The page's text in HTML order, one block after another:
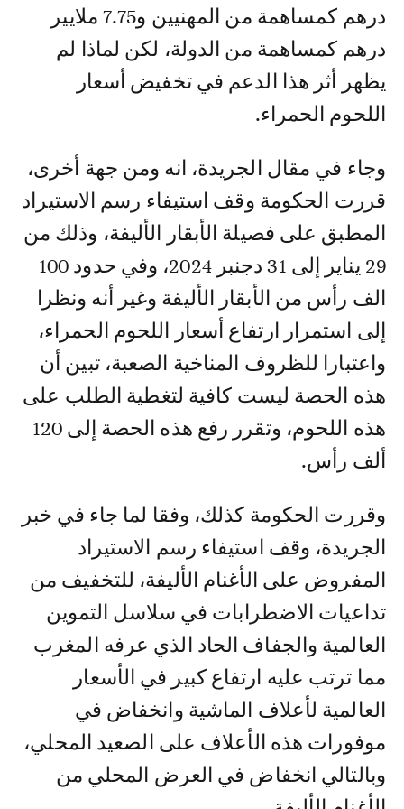
درهم كمساهمة من المهنيين و7.75 ملايير
درهم كمساهمة من الدولة، لكن لماذا لم
يظهر أثر هذا الدعم في تخفيض أسعار
اللحوم الحمراء.
وجاء في مقال الجريدة، انه ومن جهة أخرى،
قررت الحكومة وقف استيفاء رسم الاستيراد
المطبق على فصيلة الأبقار الأليفة، وذلك من
29 يناير إلى 31 دجنبر 2024، وفي حدود 100
الف رأس من الأبقار الأليفة وغير أنه ونظرا
إلى استمرار ارتفاع أسعار اللحوم الحمراء،
واعتبارا للظروف المناخية الصعبة، تبين أن
هذه الحصة ليست كافية لتغطية الطلب على
هذه اللحوم، وتقرر رفع هذه الحصة إلى 120
ألف رأس.
وقررت الحكومة كذلك، وفقا لما جاء في خبر
الجريدة، وقف استيفاء رسم الاستيراد
المفروض على الأغنام الأليفة، للتخفيف من
تداعيات الاضطرابات في سلاسل التموين
العالمية والجفاف الحاد الذي عرفه المغرب
مما ترتب عليه ارتفاع كبير في الأسعار
العالمية لأعلاف الماشية وانخفاض في
موفورات هذه الأعلاف على الصعيد المحلي،
وبالتالي انخفاض في العرض المحلي من